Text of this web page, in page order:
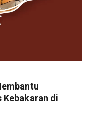
Kebakaran di